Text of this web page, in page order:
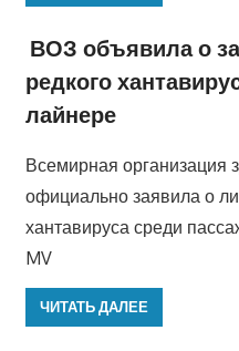
ВОЗ объявила о
редкого
лайнере
Всемирная организация
официально заявила о
хантавируса среди
MV
ЧИТАТЬ ДАЛЕЕ